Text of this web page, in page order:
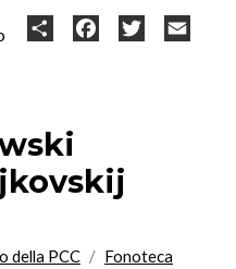
Share FacebookTwitter
della PCC Fonoteca